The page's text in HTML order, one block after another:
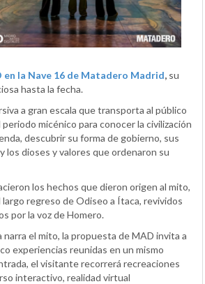
en la Nave 16 de Matadero Madrid, su
hasta la fecha.
a gran escala que transporta al público
micénico para conocer la civilización
descubrir su forma de gobierno, sus
los dioses y valores que ordenaron su
los hechos que dieron origen al mito,
largo regreso de Odiseo a Ítaca, revividos
por la voz de Homero.
narra el mito, la propuesta de MAD invita a
experiencias reunidas en un mismo
el visitante recorrerá recreaciones
interactivo, realidad virtual